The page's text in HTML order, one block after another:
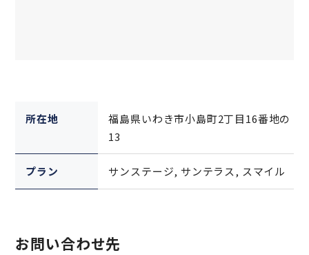
所在地
福島県いわき市小島町2丁目16番地の
13
プラン サンステージ, サンテラス, スマイル
お問い合わせ先